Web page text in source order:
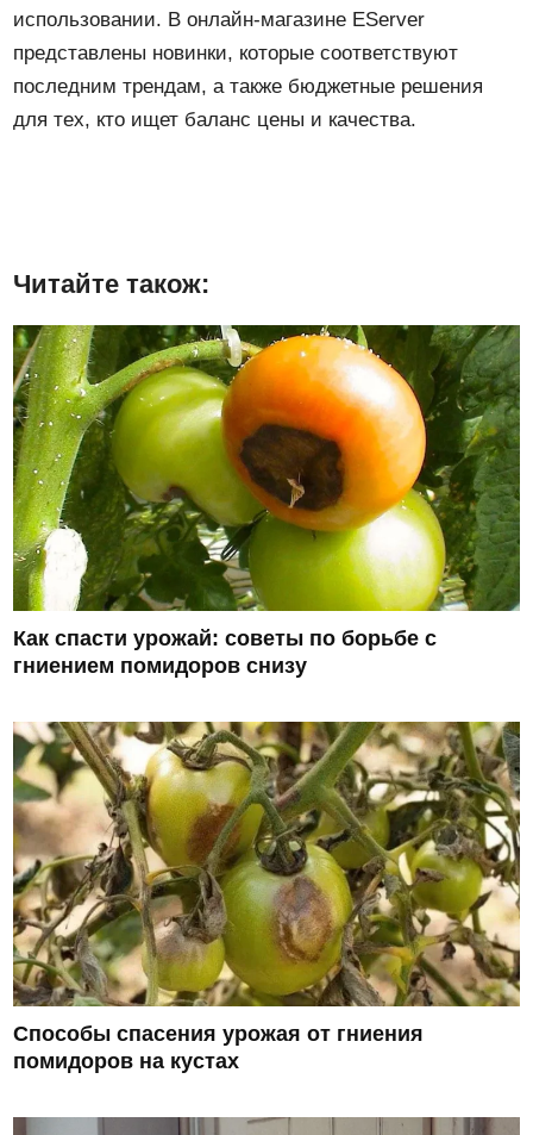
использовании. В онлайн-магазине EServer
представлены новинки, которые соответствуют
последним трендам, а также бюджетные решения
для тех, кто ищет баланс цены и качества.
Читайте також:
Как спасти урожай: советы по борьбе с
гниением помидоров снизу
Способы спасения урожая от гниения
помидоров на кустах